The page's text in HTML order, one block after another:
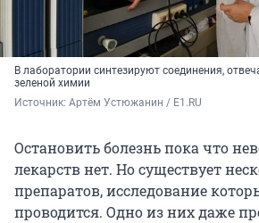
В лаборатории синтезируют соединения,
зеленой химии
Источник: Артём Устюжанин / E1.RU
Остановить болезнь пока что
лекарств нет. Но существует
препаратов, исследование
проводится. Одно из них даже